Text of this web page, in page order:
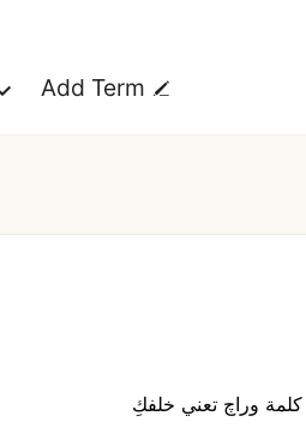
Add Term
كلمة وراچ تعني خلفكِ